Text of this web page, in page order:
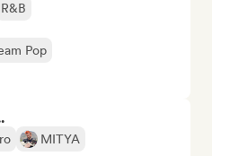
R&B
Pop
MITYA